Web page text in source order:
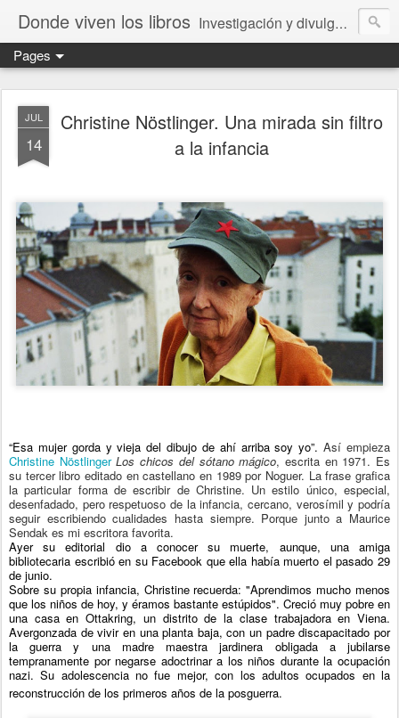
Donde viven los libros Investigación y divulgación de libros para niños y jóvenes. Librería especializada.
Pages
JUL
14
Christine Nöstlinger. Una mirada sin filtro
a la infancia
“Esa mujer gorda y vieja del dibujo de ahí arriba soy yo”.
Christine Nöstlinger Los chicos del sótano mágico, escrita en 1971. Es
su tercer libro editado en castellano en 1989 por Noguer. La frase grafica
la particular forma de escribir de Christine. Un estilo único, especial,
desenfadado, pero respetuoso de la infancia, cercano, verosímil y podría
seguir escribiendo cualidades hasta siempre. Porque junto a Maurice
Sendak es mi escritora favorita.
Ayer su editorial dio a conocer su muerte, aunque, una amiga
bibliotecaria escribió en su Facebook que ella había muerto el pasado 29
de junio.
Sobre su propia infancia, Christine recuerda: "Aprendimos mucho menos
que los niños de hoy, y éramos bastante estúpidos". Creció muy pobre en
una casa en Ottakring, un distrito de la clase trabajadora en Viena.
Avergonzada de vivir en una planta baja, con un padre discapacitado por
la guerra y una madre maestra jardinera obligada a jubilarse
tempranamente por negarse adoctrinar a los niños durante la ocupación
nazi. Su adolescencia no fue mejor, con los adultos ocupados en la
reconstrucción de los primeros años de la posguerra.